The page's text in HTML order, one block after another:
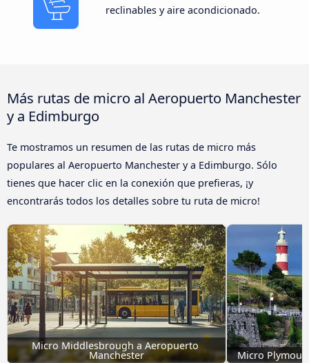
reclinables y aire acondicionado.
Más rutas de micro al Aeropuerto Manchester
y a Edimburgo
Te mostramos un resumen de las rutas de micro más
populares al Aeropuerto Manchester y a Edimburgo. Sólo
tienes que hacer clic en la conexión que prefieras, ¡y
encontrarás todos los detalles sobre tu ruta de micro!
Micro Middlesbrough a Aeropuerto
Manchester Micro